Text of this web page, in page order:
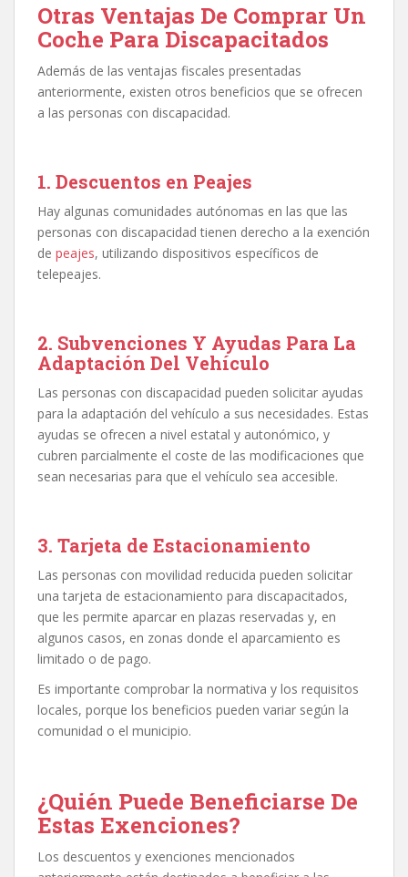
Otras Ventajas De Comprar Un
Coche Para Discapacitados
Además de las ventajas fiscales presentadas
anteriormente, existen otros beneficios que se ofrecen
a las personas con discapacidad.
1. Descuentos en Peajes
Hay algunas comunidades autónomas en las que las
personas con discapacidad tienen derecho a la exención
de peajes, utilizando dispositivos específicos de
telepeajes.
2. Subvenciones Y Ayudas Para La
Adaptación Del Vehículo
Las personas con discapacidad pueden solicitar ayudas
para la adaptación del vehículo a sus necesidades. Estas
ayudas se ofrecen a nivel estatal y autonómico, y
cubren parcialmente el coste de las modificaciones que
sean necesarias para que el vehículo sea accesible.
3. Tarjeta de Estacionamiento
Las personas con movilidad reducida pueden solicitar
una tarjeta de estacionamiento para discapacitados,
que les permite aparcar en plazas reservadas y, en
algunos casos, en zonas donde el aparcamiento es
limitado o de pago.
Es importante comprobar la normativa y los requisitos
locales, porque los beneficios pueden variar según la
comunidad o el municipio.
¿Quién Puede Beneficiarse De
Estas Exenciones?
Los descuentos y exenciones mencionados